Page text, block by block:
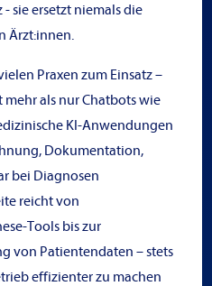
sie ersetzt niemals die
Ärzt:innen.
Praxen zum Einsatz –
als nur Chatbots wie
KI-Anwendungen
Dokumentation,
bei Diagnosen
reicht von
Tools bis zur
von Patientendaten – stets
effizienter zu machen